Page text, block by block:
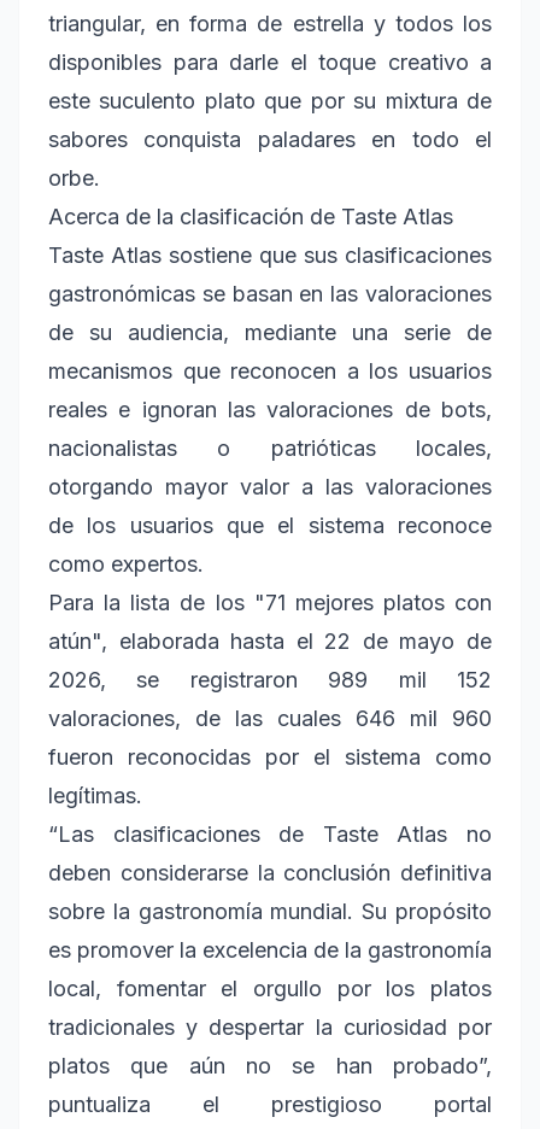
triangular, en forma de estrella y todos los
disponibles para darle el toque creativo a
este suculento plato que por su mixtura de
sabores conquista paladares en todo el
orbe.
Acerca de la clasificación de Taste Atlas
Taste Atlas sostiene que sus clasificaciones
gastronómicas se basan en las valoraciones
de su audiencia, mediante una serie de
mecanismos que reconocen a los usuarios
reales e ignoran las valoraciones de bots,
nacionalistas o patrióticas locales,
otorgando mayor valor a las valoraciones
de los usuarios que el sistema reconoce
como expertos.
Para la lista de los "71 mejores platos con
atún", elaborada hasta el 22 de mayo de
2026, se registraron 989 mil 152
valoraciones, de las cuales 646 mil 960
fueron reconocidas por el sistema como
legítimas.
“Las clasificaciones de Taste Atlas no
deben considerarse la conclusión definitiva
sobre la gastronomía mundial. Su propósito
es promover la excelencia de la gastronomía
local, fomentar el orgullo por los platos
tradicionales y despertar la curiosidad por
platos que aún no se han probado”,
puntualiza el prestigioso portal